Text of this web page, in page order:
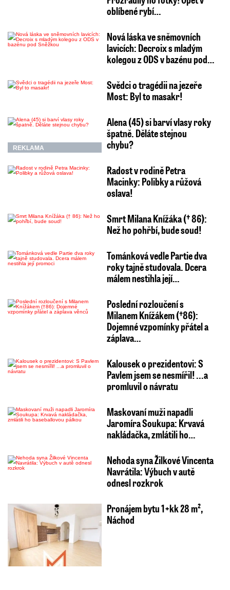
oblíbené rybí…
Nová láska ve sněmovních
lavicích: Decroix s mladým
kolegou z ODS v bazénu pod…
Svědci o tragédii na jezeře
Most: Byl to masakr!
REKLAMA
Alena (45) si barví vlasy roky
špatně. Děláte stejnou
chybu?
Radost v rodině Petra
Macinky: Polibky a růžová
oslava!
Smrt Milana Knížáka († 86):
Než ho pohřbí, bude soud!
Tománková vedle Partie dva
roky tajně studovala. Dcera
málem nestihla její…
Poslední rozloučení s
Milanem Knížákem (†86):
Dojemné vzpomínky přátel a
záplava…
Kalousek o prezidentovi: S
Pavlem jsem se nesmířil! ...a
promluvil o návratu
Maskovaní muži napadli
Jaromíra Soukupa: Krvavá
nakládačka, zmlátili ho…
Nehoda syna Žilkové Vincenta
Navrátila: Výbuch v autě
odnesl rozkrok
Pronájem bytu 1+kk 28 m²,
Náchod